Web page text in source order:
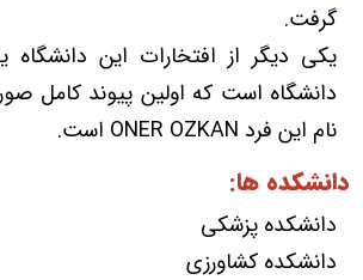
گرفت.
یکی دیگر از افتخارات این دانشگاه
دانشگاه است که اولین پیوند کامل
نام این فرد ONER OZKAN است.
دانشکده ها:
دانشکده پزشکی
دانشکده کشاورزی